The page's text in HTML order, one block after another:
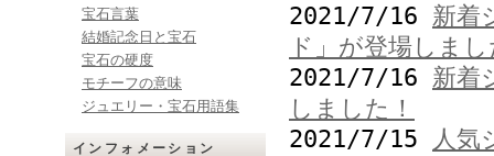
宝石言葉
結婚記念日と宝石
宝石の硬度
モチーフの意味
ジュエリー・宝石用語集
インフォメーション
2021/7/16 新着
ド」が登場しま
2021/7/16 新着
しました！
2021/7/15
人気